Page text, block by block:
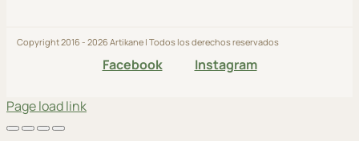
Copyright 2016 - 2026 Artikane | Todos los derechos reservados
Facebook Instagram
Page load link